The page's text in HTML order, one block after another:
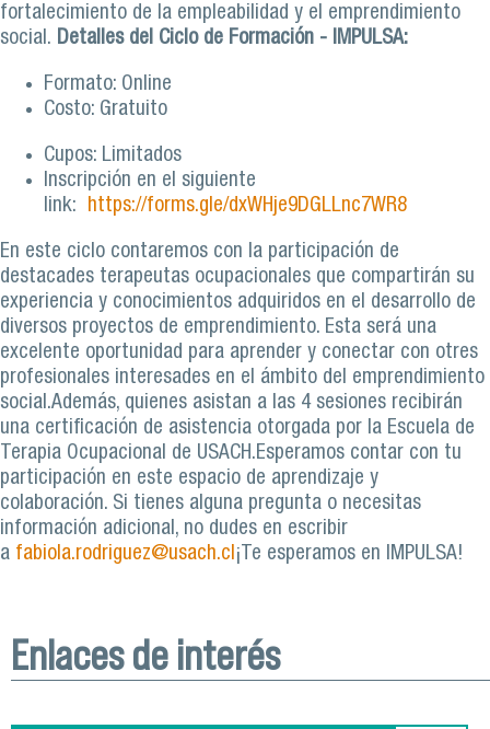
fortalecimiento de la empleabilidad y el emprendimiento
social. Detalles del Ciclo de Formación - IMPULSA:
Formato: Online
Costo: Gratuito
Cupos: Limitados
Inscripción en el siguiente
link: https://forms.gle/dxWHje9DGLLnc7WR8
En este ciclo contaremos con la participación de
destacades terapeutas ocupacionales que compartirán su
experiencia y conocimientos adquiridos en el desarrollo de
diversos proyectos de emprendimiento. Esta será una
excelente oportunidad para aprender y conectar con otres
profesionales interesades en el ámbito del emprendimiento
social.Además, quienes asistan a las 4 sesiones recibirán
una certificación de asistencia otorgada por la Escuela de
Terapia Ocupacional de USACH.Esperamos contar con tu
participación en este espacio de aprendizaje y
colaboración. Si tienes alguna pregunta o necesitas
información adicional, no dudes en escribir
a fabiola.rodriguez@usach.cl¡Te esperamos en IMPULSA!
Enlaces de interés